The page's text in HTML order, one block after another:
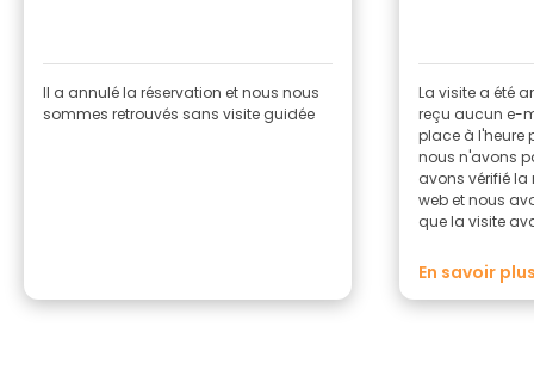
Il a annulé la réservation et nous nous
sommes retrouvés sans visite guidée
La visite a été
reçu aucun e-
place à l'heure
nous n'avons
avons vérifié la
web et nous
que la visite
En savoir